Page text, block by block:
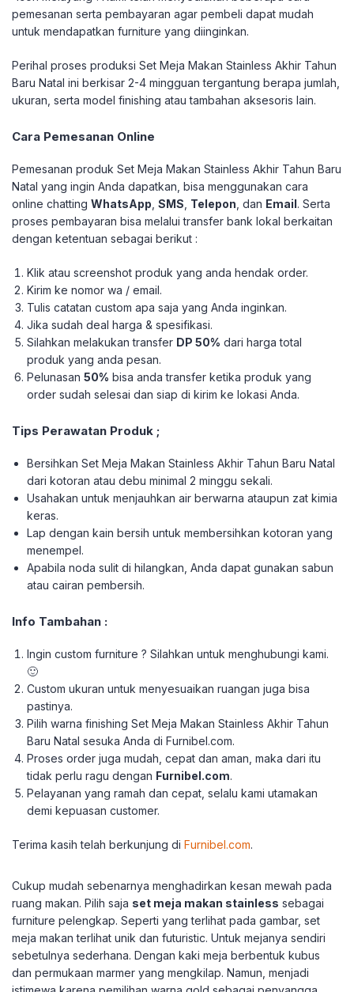
pemesanan serta pembayaran agar pembeli dapat mudah
untuk mendapatkan furniture yang diinginkan.
Perihal proses produksi Set Meja Makan Stainless Akhir Tahun
Baru Natal ini berkisar 2-4 mingguan tergantung berapa jumlah,
ukuran, serta model finishing atau tambahan aksesoris lain.
Cara Pemesanan Online
Pemesanan produk Set Meja Makan Stainless Akhir Tahun Baru
Natal yang ingin Anda dapatkan, bisa menggunakan cara
online chatting WhatsApp SMS Telepon , dan Email. Serta
proses pembayaran bisa melalui transfer bank lokal berkaitan
dengan ketentuan sebagai berikut :
Klik atau screenshot produk yang anda hendak order.
Kirim ke nomor wa / email.
Tulis catatan custom apa saja yang Anda inginkan.
Jika sudah deal harga & spesifikasi.
Silahkan melakukan transfer DP 50% dari harga total
produk yang anda pesan.
Pelunasan50% bisa anda transfer ketika produk yang
order sudah selesai dan siap di kirim ke lokasi Anda.
Tips Perawatan Produk ;
Bersihkan Set Meja Makan Stainless Akhir Tahun Baru Natal
dari kotoran atau debu minimal 2 minggu sekali.
Usahakan untuk menjauhkan air berwarna ataupun zat kimia
keras.
Lap dengan kain bersih untuk membersihkan kotoran yang
menempel.
Apabila noda sulit di hilangkan, Anda dapat gunakan sabun
atau cairan pembersih.
Info Tambahan :
Ingin custom furniture ? Silahkan untuk menghubungi kami.
🙂
Custom ukuran untuk menyesuaikan ruangan juga bisa
pastinya.
Pilih warna finishing Set Meja Makan Stainless Akhir Tahun
Baru Natal sesuka Anda di Furnibel.com.
Proses order juga mudah, cepat dan aman, maka dari itu
tidak perlu ragu dengan Furnibel.com.
Pelayanan yang ramah dan cepat, selalu kami utamakan
demi kepuasan customer.
Terima kasih telah berkunjung di Furnibel.com.
Cukup mudah sebenarnya menghadirkan kesan mewah pada
ruang makan. Pilih saja set meja makan stainless sebagai
furniture pelengkap. Seperti yang terlihat pada gambar, set
meja makan terlihat unik dan futuristic. Untuk mejanya sendiri
sebetulnya sederhana. Dengan kaki meja berbentuk kubus
dan permukaan marmer yang mengkilap. Namun, menjadi